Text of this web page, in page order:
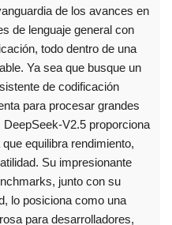
de los avances en
de lenguaje general con
todo dentro de una
Ya sea que busque un
de codificación
para procesar grandes
V2.5 proporciona
equilibra rendimiento,
Su impresionante
junto con su
lo posiciona como una
para desarrolladores,